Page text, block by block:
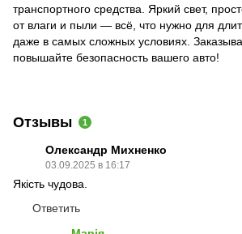
транспортного средства. Яркий свет,
от влаги и пыли — всё, что нужно для
даже в самых сложных условиях.
повышайте безопасность вашего авто!
Отзывы 1
Олександр Михненко
03.09.2025 в 16:17
Якість чудова.
Ответить